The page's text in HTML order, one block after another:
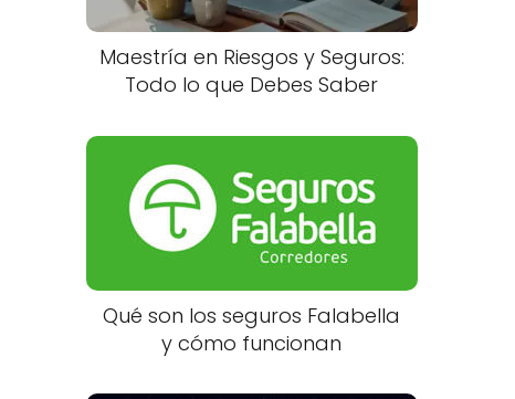
Maestría en Riesgos y Seguros:
Todo lo que Debes Saber
Qué son los seguros Falabella
y cómo funcionan